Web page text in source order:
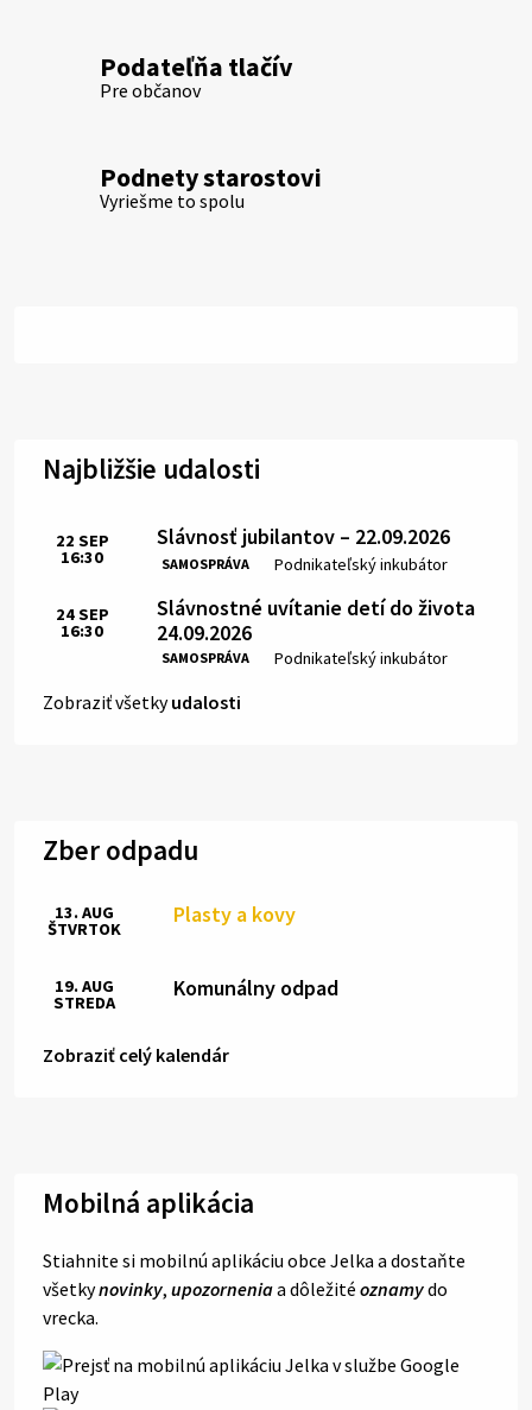
Podateľňa tlačív
Pre občanov
Podnety starostovi
Vyriešme to spolu
Najbližšie udalosti
Slávnosť jubilantov – 22.09.2026
SAMOSPRÁVA Miesto:
Podnikateľský inkubátor
Čas:
22 SEP
16:30
Slávnostné uvítanie detí do života
24.09.2026
SAMOSPRÁVA Miesto:
Podnikateľský inkubátor
Čas:
24SEP
16:30
Zobraziť všetkyudalosti
Zber odpadu
Plasty a kovy
13. AUG
ŠTVRTOK
Komunálny odpad
19. AUG
STREDA
Zobraziť celý kalendár
Mobilná aplikácia
Stiahnite si mobilnú aplikáciu obce Jelka a dostaňte
všetkynovinky, upozorneniaa dôležité oznamydo
vrecka.